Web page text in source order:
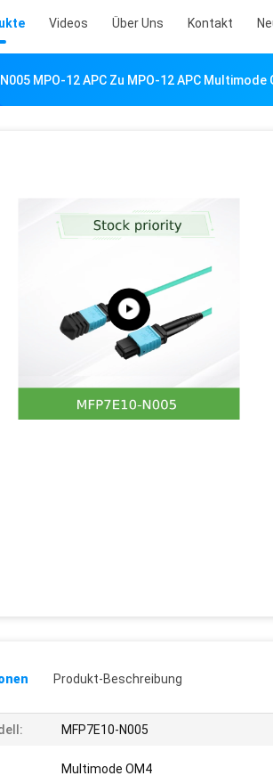
Videos Über Uns Kontakt
MPO-12 APC Zu MPO-12 APC Multimode
Produkt-Beschreibung
MFP7E10-N005
Multimode OM4